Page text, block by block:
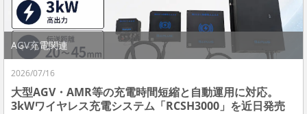
AGV充電関連
2026/07/16
大型AGV・AMR等の充電時間短縮と自動運用に対応。
3kWワイヤレス充電システム「RCSH3000」を近日発売